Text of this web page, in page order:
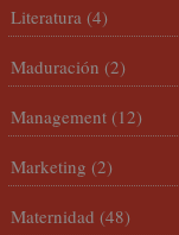
Literatura (4)
Maduración (2)
Management (12)
Marketing (2)
Maternidad (48)